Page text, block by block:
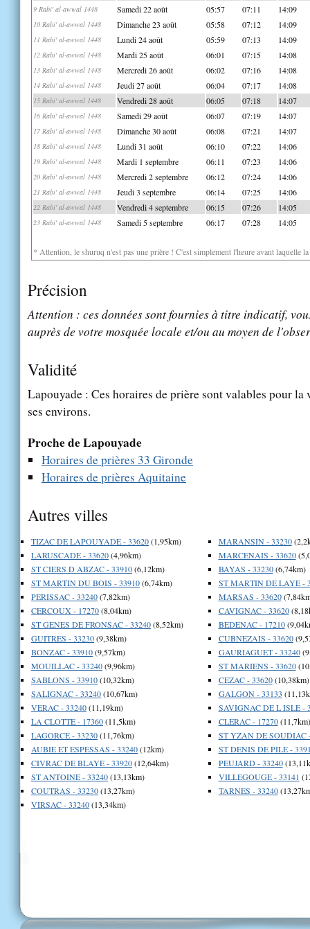
9 Rabi' al-awwal 1448 Samedi 22 août 05:57 07:11 14:09
10 Rabi' al-awwal 1448 Dimanche 23 août 05:58 07:12 14:09
11 Rabi' al-awwal 1448 Lundi 24 août 05:59 07:13 14:09
12 Rabi' al-awwal 1448 Mardi 25 août 06:01 07:15 14:08
13 Rabi' al-awwal 1448 Mercredi 26 août 06:02 07:16 14:08
14 Rabi' al-awwal 1448 Jeudi 27 août 06:04 07:17 14:08
15 Rabi' al-awwal 1448 Vendredi 28 août 06:05 07:18 14:07
16 Rabi' al-awwal 1448 Samedi 29 août 06:07 07:19 14:07
17 Rabi' al-awwal 1448 Dimanche 30 août 06:08 07:21 14:07
18 Rabi' al-awwal 1448 Lundi 31 août 06:10 07:22 14:06
19 Rabi' al-awwal 1448 Mardi 1 septembre 06:11 07:23 14:06
20 Rabi' al-awwal 1448 Mercredi 2 septembre 06:12 07:24 14:06
21 Rabi' al-awwal 1448 Jeudi 3 septembre 06:14 07:25 14:06
22 Rabi' al-awwal 1448 Vendredi 4 septembre 06:15 07:26 14:05
23 Rabi' al-awwal 1448 Samedi 5 septembre 06:17 07:28 14:05
* Attention, le shuruq n'est pas une prière ! C'est simplement l'heure avant laquelle
Précision
Attention : ces données sont fournies à titre indicatif,
auprès de votre mosquée locale et/ou au moyen de
Validité
Lapouyade : Ces horaires de prière sont valables pour
ses environs.
Proche de Lapouyade
Horaires de prières 33 Gironde
Horaires de prières Aquitaine
Autres villes
TIZAC DE LAPOUYADE - 33620(1,95km)
LARUSCADE - 33620(4,96km)
ST CIERS D ABZAC - 33910(6,12km)
ST MARTIN DU BOIS - 33910(6,74km)
PERISSAC - 33240(7,82km)
CERCOUX - 17270(8,04km)
ST GENES DE FRONSAC - 33240(8,52km)
GUITRES - 33230(9,38km)
BONZAC - 33910(9,57km)
MOUILLAC - 33240(9,96km)
SABLONS - 33910(10,32km)
SALIGNAC - 33240(10,67km)
VERAC - 33240(11,19km)
LA CLOTTE - 17360(11,5km)
LAGORCE - 33230(11,76km)
AUBIE ET ESPESSAS - 33240(12km)
CIVRAC DE BLAYE - 33920(12,64km)
ST ANTOINE - 33240(13,13km)
COUTRAS - 33230(13,27km)
VIRSAC - 33240(13,34km)
MARANSIN - 33230
MARCENAIS - 33620
BAYAS - 33230(6,74km)
ST MARTIN DE LAYE -
MARSAS - 33620
CAVIGNAC - 33620
BEDENAC - 17210
CUBNEZAIS - 33620
GAURIAGUET - 33240
ST MARIENS - 33620
CEZAC - 33620(10,38km)
GALGON - 33133
SAVIGNAC DE L ISLE -
CLERAC - 17270(11,7km)
ST YZAN DE SOUDIAC
ST DENIS DE PILE -
PEUJARD - 33240
VILLEGOUGE - 33141
TARNES - 33240